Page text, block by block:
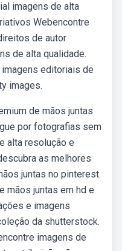
imagens de alta
Webencontre
de autor
de alta qualidade.
editoriais de
images.
de mãos juntas
por fotografias sem
alta resolução e
as melhores
juntas no pinterest.
mãos juntas em hd e
e imagens
da shutterstock.
imagens de